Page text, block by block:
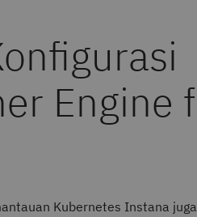
Kubernetes Instana juga